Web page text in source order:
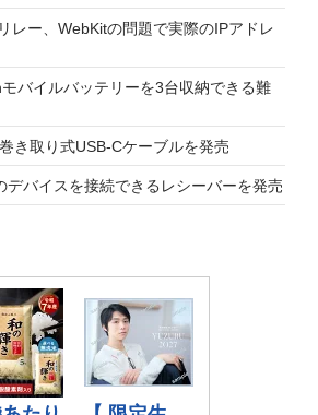
レー、WebKitの問題で実際のIPアドレ
バイルバッテリーを3台収納できる難
き取り式USB-Cケーブルを発売
デバイスを接続できるレシーバーを発売